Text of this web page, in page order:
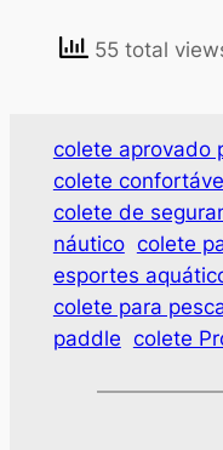
55 total
colete aprovado
colete
colete de
náutico colete
esportes
colete para
paddle colete